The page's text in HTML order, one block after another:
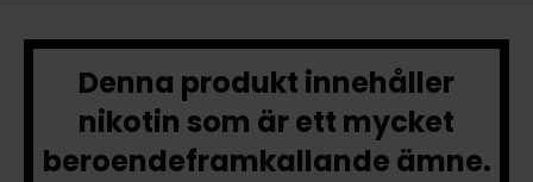
Denna produkt innehåller
nikotin som är ett mycket
beroendeframkallande ämne.